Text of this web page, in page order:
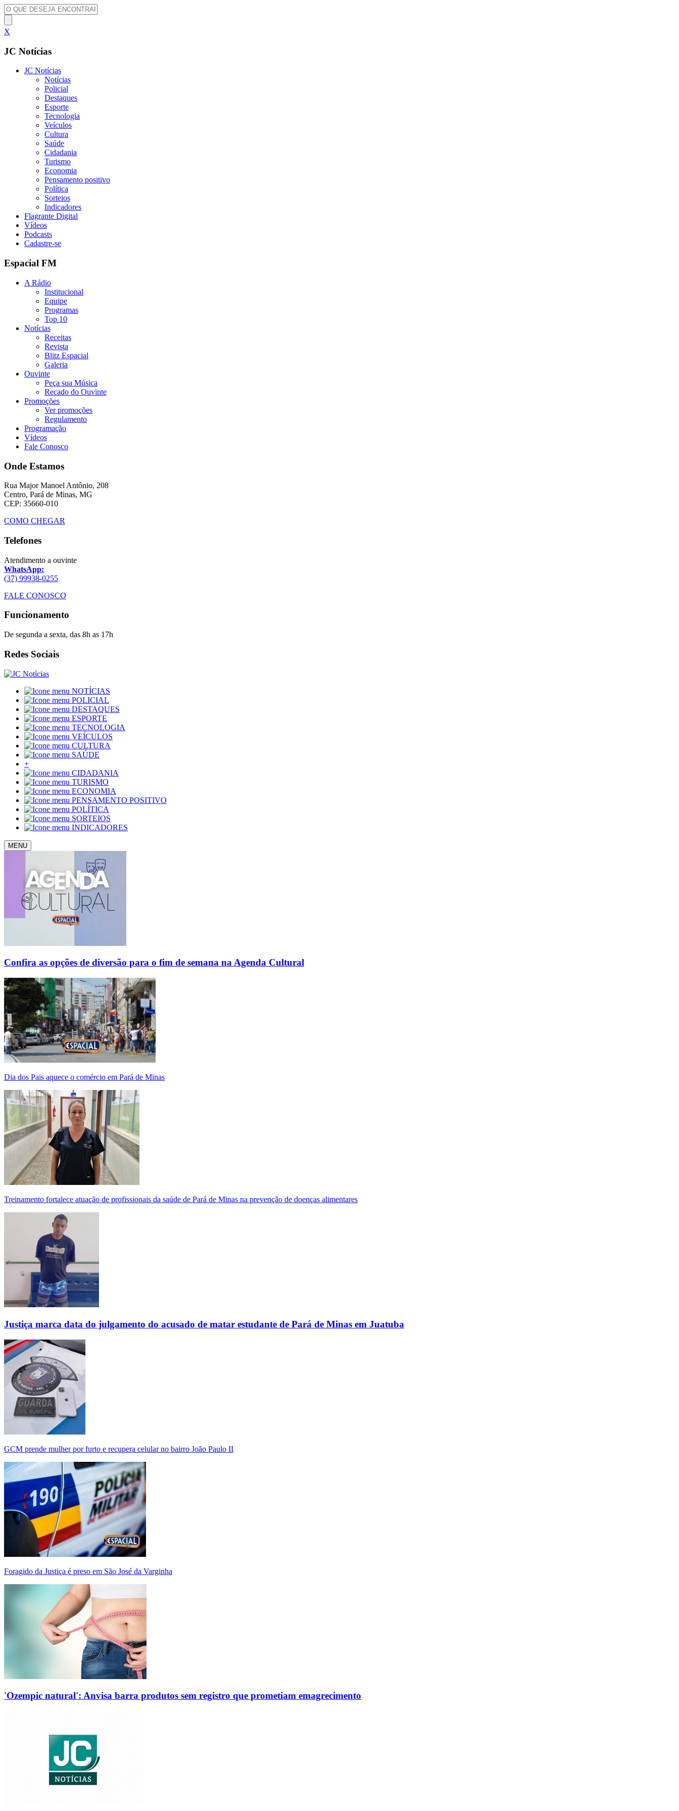
X
JC Notícias
JC Notícias
Notícias
Policial
Destaques
Esporte
Tecnologia
Veículos
Cultura
Saúde
Cidadania
Turismo
Economia
Pensamento positivo
Política
Sorteios
Indicadores
Flagrante Digital
Vídeos
Podcasts
Cadastre-se
Espacial FM
A Rádio
Institucional
Equipe
Programas
Top 10
Notícias
Receitas
Revista
Blitz Espacial
Galeria
Ouvinte
Peça sua Música
Recado do Ouvinte
Promoções
Ver promoções
Regulamento
Programação
Vídeos
Fale Conosco
Onde Estamos
Rua Major Manoel Antônio, 208
Centro, Pará de Minas, MG
CEP: 35660-010
COMO CHEGAR
Telefones
Atendimento a ouvinte
WhatsApp:
(37) 99938-0255
FALE CONOSCO
Funcionamento
De segunda a sexta, das 8h as 17h
Redes Sociais
NOTÍCIAS
POLICIAL
DESTAQUES
ESPORTE
TECNOLOGIA
VEÍCULOS
CULTURA
SAÚDE
+
CIDADANIA
TURISMO
ECONOMIA
PENSAMENTO POSITIVO
POLÍTICA
SORTEIOS
INDICADORES
MENU
Confira as opções de diversão para o fim de semana na Agenda Cultural
Dia dos Pais aquece o comércio em Pará de Minas
Treinamento fortalece atuação de profissionais da saúde de Pará de Minas na prevenção de doenças alimentares
Justiça marca data do julgamento do acusado de matar estudante de Pará de Minas em Juatuba
GCM prende mulher por furto e recupera celular no bairro João Paulo II
Foragido da Justiça é preso em São José da Varginha
'Ozempic natural': Anvisa barra produtos sem registro que prometiam emagrecimento